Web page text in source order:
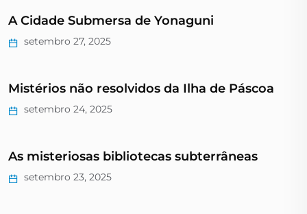
A Cidade Submersa de Yonaguni
setembro 27, 2025
Mistérios não resolvidos da Ilha de Páscoa
setembro 24, 2025
As misteriosas bibliotecas subterrâneas
setembro 23, 2025